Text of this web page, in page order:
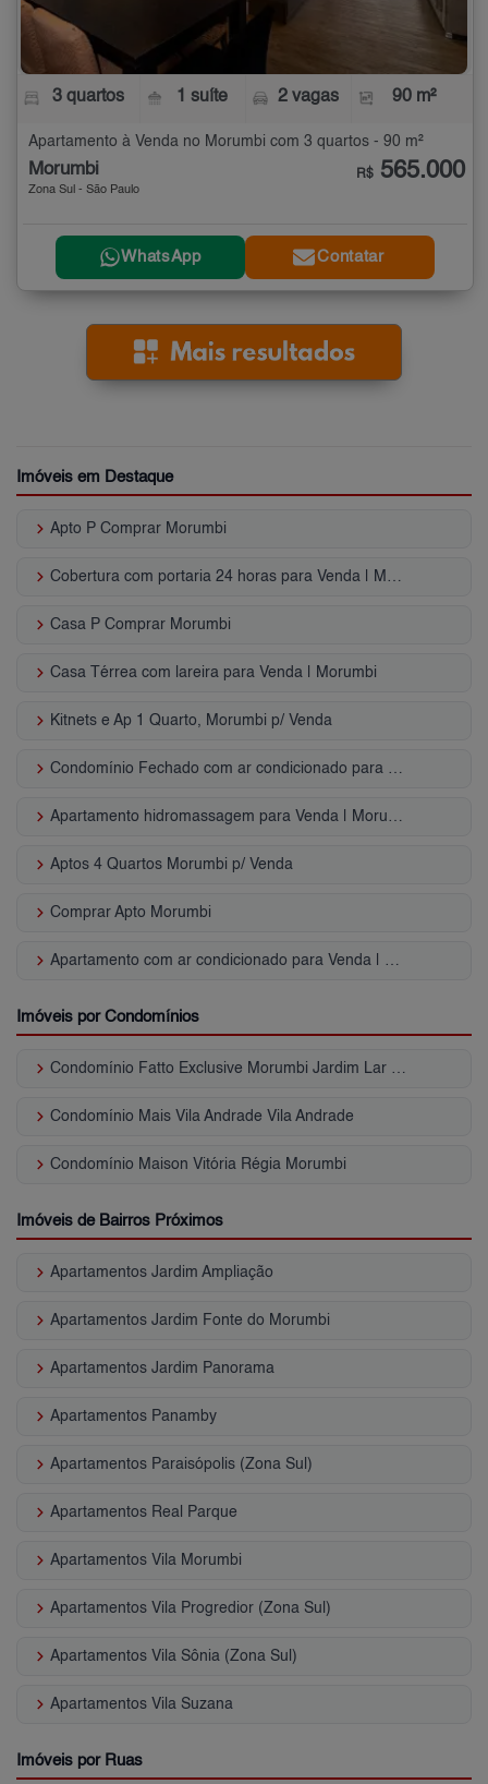
3 quartos 1 suíte 2 vagas 90 m²
Apartamento à Venda no Morumbi com 3 quartos - 90 m²
Morumbi
Zona Sul - São Paulo
R$ 565.000
WhatsApp Contatar
Imóveis em Destaque
keyboard_arrow_right Apto P Comprar Morumbi
keyboard_arrow_right Cobertura com portaria 24 horas para Venda | Morumbi
keyboard_arrow_right Casa P Comprar Morumbi
keyboard_arrow_right Casa Térrea com lareira para Venda | Morumbi
keyboard_arrow_right Kitnets e Ap 1 Quarto, Morumbi p/ Venda
keyboard_arrow_right Condomínio Fechado com ar condicionado para Venda | Morumbi
keyboard_arrow_right Apartamento hidromassagem para Venda | Morumbi
keyboard_arrow_right Aptos 4 Quartos Morumbi p/ Venda
keyboard_arrow_right Comprar Apto Morumbi
keyboard_arrow_right Apartamento com ar condicionado para Venda | Morumbi
Imóveis por Condomínios
keyboard_arrow_right Condomínio Fatto Exclusive Morumbi Jardim Lar São Paulo
keyboard_arrow_right Condomínio Mais Vila Andrade Vila Andrade
keyboard_arrow_right Condomínio Maison Vitória Régia Morumbi
Imóveis de Bairros Próximos
keyboard_arrow_right Apartamentos Jardim Ampliação
keyboard_arrow_right Apartamentos Jardim Fonte do Morumbi
keyboard_arrow_right Apartamentos Jardim Panorama
keyboard_arrow_right Apartamentos Panamby
keyboard_arrow_right Apartamentos Paraisópolis (Zona Sul)
keyboard_arrow_right Apartamentos Real Parque
keyboard_arrow_right Apartamentos Vila Morumbi
keyboard_arrow_right Apartamentos Vila Progredior (Zona Sul)
keyboard_arrow_right Apartamentos Vila Sônia (Zona Sul)
keyboard_arrow_right Apartamentos Vila Suzana
Imóveis por Ruas